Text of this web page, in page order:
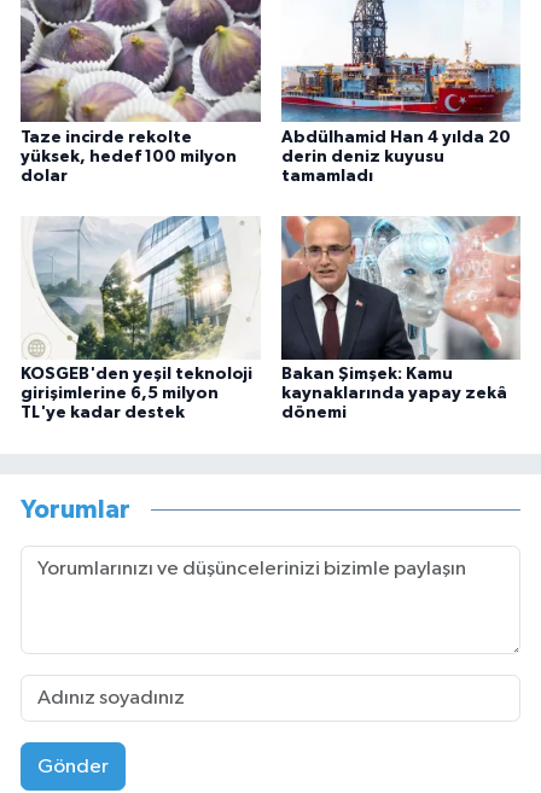
Taze incirde rekolte
yüksek, hedef 100 milyon
dolar
Abdülhamid Han 4 yılda 20
derin deniz kuyusu
tamamladı
KOSGEB'den yeşil teknoloji
girişimlerine 6,5 milyon
TL'ye kadar destek
Bakan Şimşek: Kamu
kaynaklarında yapay zekâ
dönemi
Yorumlar
Gönder